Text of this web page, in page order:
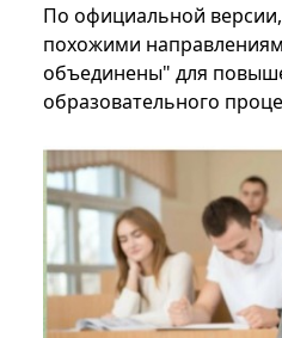
По официальной
похожими
объединены" для
образовательного